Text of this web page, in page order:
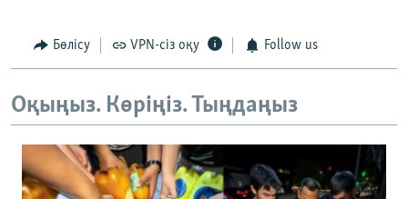
Бөлісу VPN-сіз оқу Follow us
Оқыңыз. Көріңіз. Тыңдаңыз